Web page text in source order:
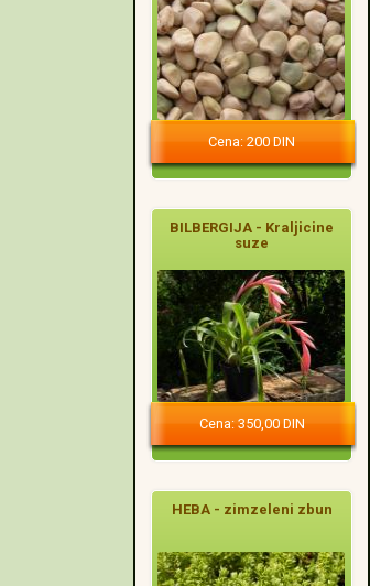
Cena: 200 DIN
BILBERGIJA - Kraljicine
suze
Cena: 350,00 DIN
HEBA - zimzeleni zbun